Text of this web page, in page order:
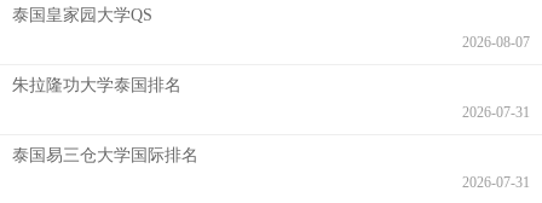
泰国皇家园大学QS
2026-08-07
朱拉隆功大学泰国排名
2026-07-31
泰国易三仓大学国际排名
2026-07-31